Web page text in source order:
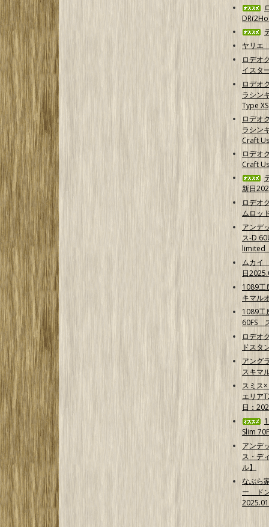
ヤリエ
ロデオ
イスタ
ロデオ
ラシン
Type XS
ロデオ
ラシン
Craft
ロデオ
Craft
新日
ロデオ
ムロッ
アンデ
ス-D
limited
ムカイ
日
1089
キマル
1089
60FS
ロデオ
ドスタ
アング
スキマ
スミス
エリア
日：
Slim
アンデ
ス・デ
ル】
なぶら
ー ド